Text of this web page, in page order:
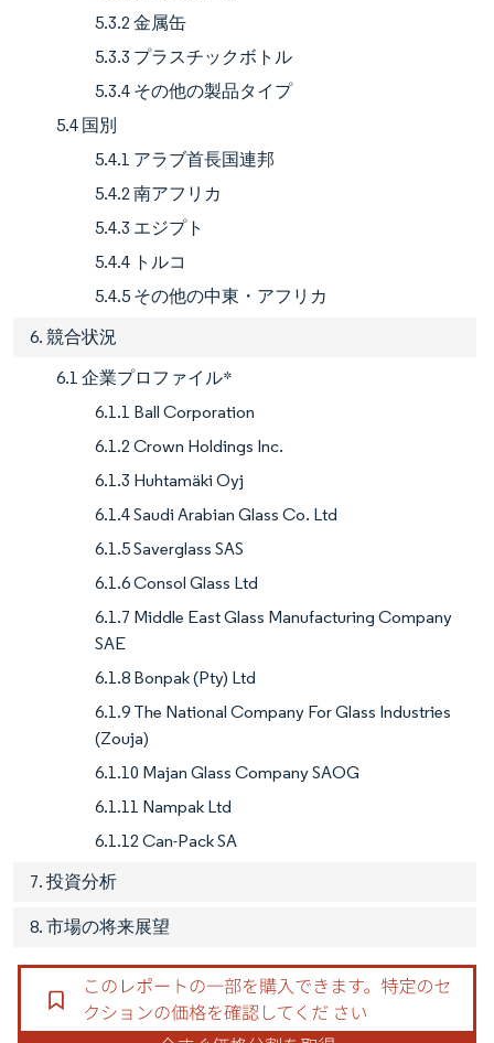
5.3.2 金属缶
5.3.3 プラスチックボトル
5.3.4 その他の製品タイプ
5.4 国別
5.4.1 アラブ首長国連邦
5.4.2 南アフリカ
5.4.3 エジプト
5.4.4 トルコ
5.4.5 その他の中東・アフリカ
6. 競合状況
6.1 企業プロファイル*
6.1.1 Ball Corporation
6.1.2 Crown Holdings Inc.
6.1.3 Huhtamäki Oyj
6.1.4 Saudi Arabian Glass Co. Ltd
6.1.5 Saverglass SAS
6.1.6 Consol Glass Ltd
6.1.7 Middle East Glass Manufacturing Company
SAE
6.1.8 Bonpak (Pty) Ltd
6.1.9 The National Company For Glass Industries
(Zouja)
6.1.10 Majan Glass Company SAOG
6.1.11 Nampak Ltd
6.1.12 Can-Pack SA
7. 投資分析
8. 市場の将来展望